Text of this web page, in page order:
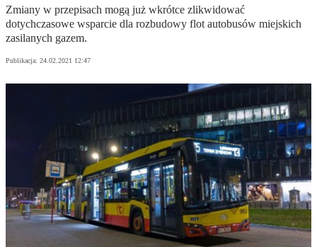
Zmiany w przepisach mogą już wkrótce zlikwidować
dotychczasowe wsparcie dla rozbudowy flot autobusów miejskich
zasilanych gazem.
Publikacja: 24.02.2021 12:47